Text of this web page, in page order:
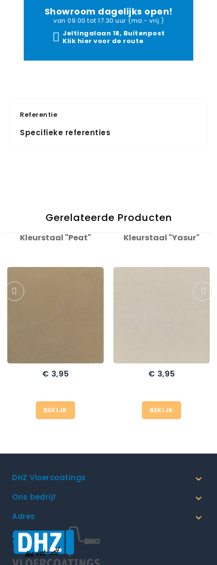
Showroom dagelijks open!
van 09.00 tot 17.30 uur (ma.- vrij.)
Jeltingalaan 18, Buitenpost
Klik hier voor de route
Referentie
Specifieke referenties
Gerelateerde Producten
Kleurstaal "Peat"
Prijs
€ 3,95
BEKIJK
Kleurstaal "Yasur"
Prijs
€ 3,95
BEKIJK
DHZ Vloercoatings 
Ons bedrijf 
Adres 